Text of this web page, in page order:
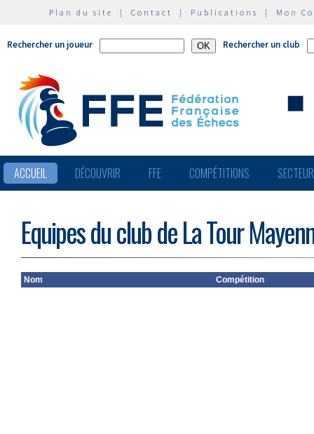
Plan du site | Contact | Publications | Mon
Rechercher un joueur Rechercher un club
ACCUEIL DÉCOUVRIR FFE COMPÉTITIONS
Equipes du club de La Tour
Nom Compétition